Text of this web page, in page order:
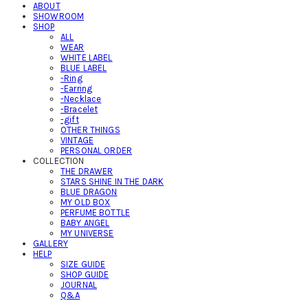
ABOUT
SHOWROOM
SHOP
ALL
WEAR
WHITE LABEL
BLUE LABEL
-Ring
-Earring
-Necklace
-Bracelet
-gift
OTHER THINGS
VINTAGE
PERSONAL ORDER
COLLECTION
THE DRAWER
STARS SHINE IN THE DARK
BLUE DRAGON
MY OLD BOX
PERFUME BOTTLE
BABY ANGEL
MY UNIVERSE
GALLERY
HELP
SIZE GUIDE
SHOP GUIDE
JOURNAL
Q&A